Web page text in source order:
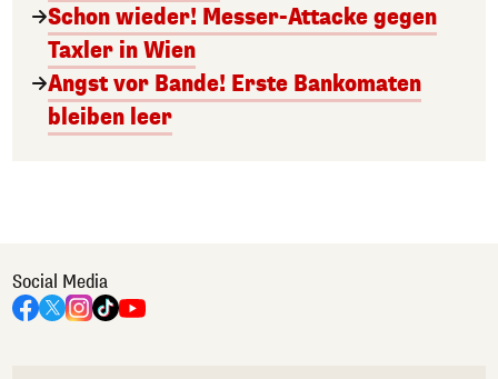
Schon wieder! Messer-Attacke gegen
Taxler in Wien
Angst vor Bande! Erste Bankomaten
bleiben leer
Social Media